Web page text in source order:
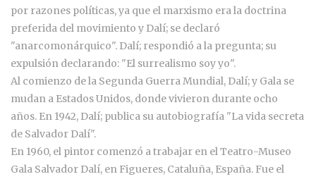
por razones políticas, ya que el marxismo era la doctrina
preferida del movimiento y Dalí; se declaró
"anarcomonárquico". Dalí; respondió a la pregunta; su
expulsión declarando: "El surrealismo soy yo".
Al comienzo de la Segunda Guerra Mundial, Dalí; y Gala se
mudan a Estados Unidos, donde vivieron durante ocho
años. En 1942, Dalí; publica su autobiografía "La vida secreta
de Salvador Dalí".
En 1960, el pintor comenzó a trabajar en el Teatro-Museo
Gala Salvador Dalí, en Figueres, Cataluña, España. Fue el